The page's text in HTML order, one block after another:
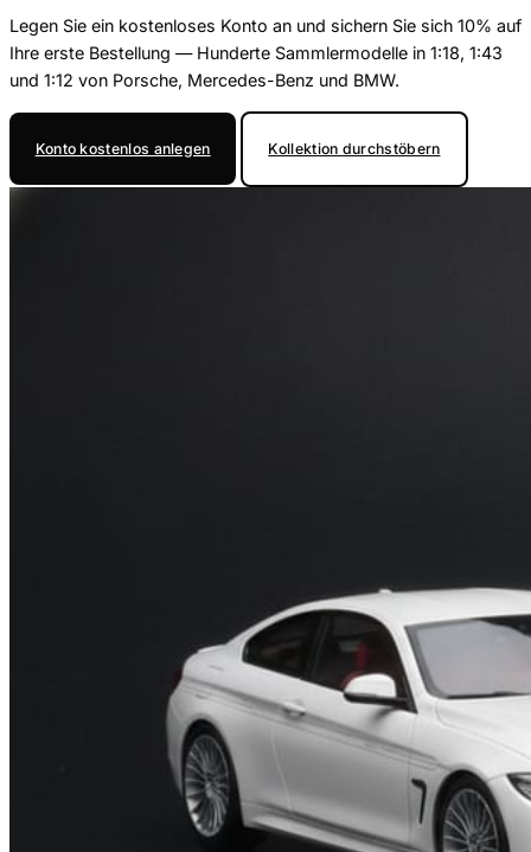
Legen Sie ein kostenloses Konto an und sichern Sie sich 10% auf
Ihre erste Bestellung — Hunderte Sammlermodelle in 1:18, 1:43
und 1:12 von Porsche, Mercedes-Benz und BMW.
Konto kostenlos anlegen Kollektion durchstöbern